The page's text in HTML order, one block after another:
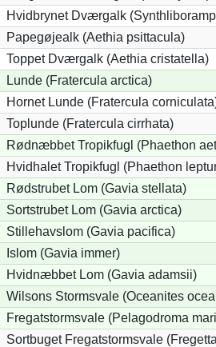
Hvidbrynet Dværgalk
Papegøjealk (Aethia psittacula)
Toppet Dværgalk (Aethia cristatella)
Lunde (Fratercula arctica)
Hornet Lunde (Fratercula
Toplunde (Fratercula cirrhata)
Rødnæbbet Tropikfugl (Phaethon
Hvidhalet Tropikfugl (Phaethon
Rødstrubet Lom (Gavia stellata)
Sortstrubet Lom (Gavia arctica)
Stillehavslom (Gavia pacifica)
Islom (Gavia immer)
Hvidnæbbet Lom (Gavia adamsii)
Wilsons Stormsvale (Oceanites
Fregatstormsvale (Pelagodroma
Sortbuget Fregatstormsvale